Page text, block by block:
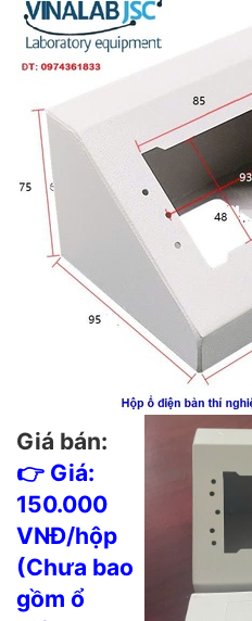
Giá bán:
👉 Giá:
150.000
VNĐ/hộp
(Chưa bao
gồm ổ